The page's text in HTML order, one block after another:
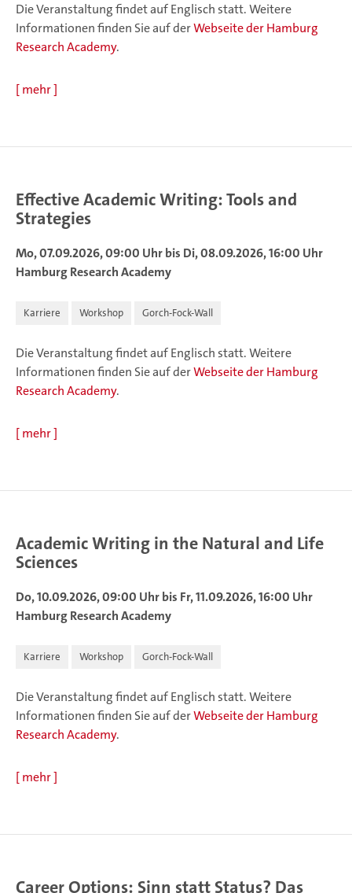
Die Veranstaltung findet auf Englisch statt. Weitere
Informationen finden Sie auf derWebseite der Hamburg
Research Academy.
[mehr]
Effective Academic Writing: Tools and
Strategies
Mo, 07.09.2026, 09:00 Uhr bis Di, 08.09.2026, 16:00 Uhr
Hamburg Research Academy
Karriere Workshop Gorch-Fock-Wall
Die Veranstaltung findet auf Englisch statt. Weitere
Informationen finden Sie auf derWebseite der Hamburg
Research Academy.
[mehr]
Academic Writing in the Natural and Life
Sciences
Do, 10.09.2026, 09:00 Uhr bis Fr, 11.09.2026, 16:00 Uhr
Hamburg Research Academy
Karriere Workshop Gorch-Fock-Wall
Die Veranstaltung findet auf Englisch statt. Weitere
Informationen finden Sie auf derWebseite der Hamburg
Research Academy.
[mehr]
Career Options: Sinn statt Status? Das